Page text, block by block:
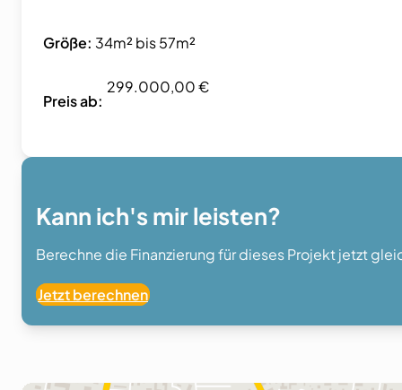
Größe: 34m² bis 57m²
Preis ab:
299.000,00 €
Kann ich's mir leisten?
Berechne die Finanzierung für dieses Projekt jetzt
Jetzt berechnen